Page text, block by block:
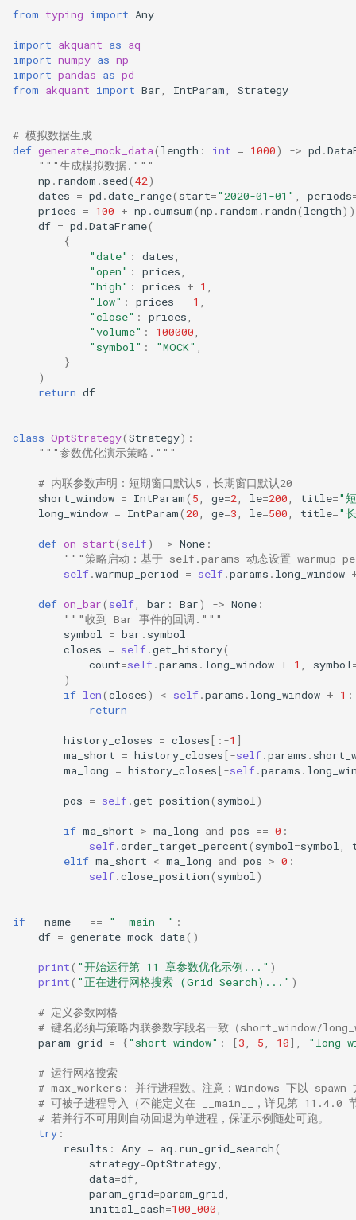
from typing import Any
import akquant as aq
import numpy as np
import pandas as pd
from akquant import Bar, IntParam, Strategy
# 模拟数据生成
def generate_mock_data( length : int = 1000) -> pd .
"""生成模拟数据."""
np . random . seed(42)
dates = pd .date_range( start="2020-01-01" , periods
prices = 100 + np .cumsum(np . random . randn( length))
df = pd .DataFrame(
{
"date" : dates,
"open" : prices,
"high" : prices + 1 ,
"low" : prices - 1 ,
"close" : prices,
"volume" : 100000,
"symbol" : "MOCK" ,
}
)
return df
class OptStrategy(Strategy):
"""参数优化演示策略."""
# 内联参数声明：短期窗口默认5，长期窗口默认20
short_window = IntParam( 5, ge=2, le=200, title="
long_window = IntParam(20, ge=3, le=500, title="
def on_start( self) -> None :
"""策略启动：基于 self.params 动态设置
self.warmup_period = self.params . long_window
def on_bar( self, bar : Bar) -> None :
"""收到 Bar 事件的回调."""
symbol = bar . symbol
closes = self.get_history(
count=self.params . long_window + 1 , symbol
)
if len(closes) < self.params . long_window + 1 :
return
history_closes = closes[: -1 ]
ma_short = history_closes[-self.params .
ma_long = history_closes[-self.params .
pos = self.get_position( symbol)
if ma_short > ma_long and pos == 0 :
self.order_target_percent( symbol=symbol,
elif ma_short < ma_long and pos > 0 :
self.close_position( symbol)
if __name__ == "__main__" :
df = generate_mock_data()
print( "开始运行第 11 章参数优化示例..." )
print( "正在进行网格搜索 (Grid Search)..." )
# 定义参数网格
# 键名必须与策略内联参数字段名一致（short_window/
param_grid = {"short_window" : [3, 5, 10],
# 运行网格搜索
# max_workers: 并行进程数。注意：Windows 下以 spawn
# 可被子进程导入（不能定义在 __main__，详见第 11.4.0
# 若并行不可用则自动回退为单进程，保证示例随处可跑。
try :
results : Any = aq . run_grid_search(
strategy=OptStrategy,
data=df,
param_grid=param_grid,
initial_cash=100_000,